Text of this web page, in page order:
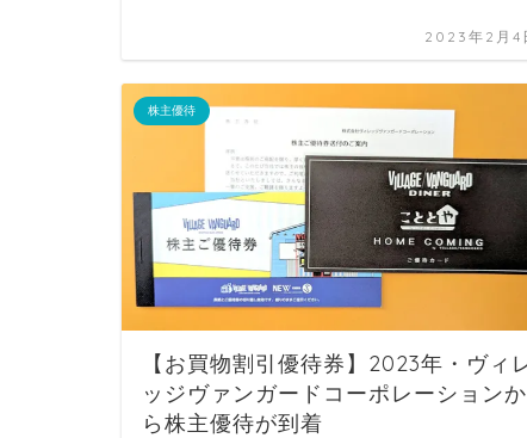
2023年2月4
株主優待
【お買物割引優待券】2023年・ヴィ
ッジヴァンガードコーポレーションか
ら株主優待が到着